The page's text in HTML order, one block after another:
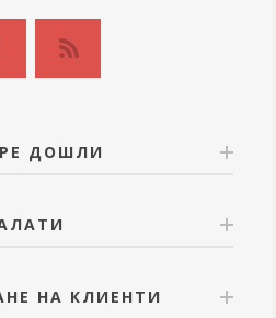
ДОШЛИ
НА КЛИЕНТИ